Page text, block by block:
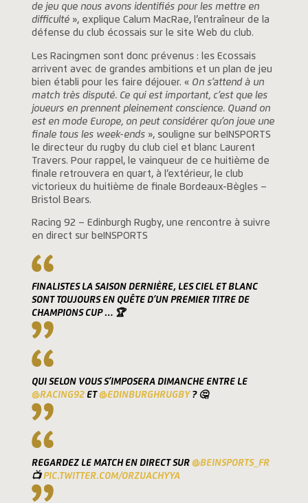
de jeu que nous avons identifiés pour les mettre en
difficulté», explique Calum MacRae, l’entraîneur de la
défense du club écossais sur le site Web du club.
Les Racingmen sont donc prévenus : les Ecossais
arrivent avec de grandes ambitions et un plan de jeu
bien établi pour les faire déjouer. « On s’attend à un
match très disputé. Ce qui est important, c’est que les
joueurs en prennent pleinement conscience. Quand on
est en mode Europe, on peut considérer qu’on joue une
finale tous les week-ends», souligne sur beINSPORTS
le directeur du rugby du club ciel et blanc Laurent
Travers. Pour rappel, le vainqueur de ce huitième de
finale retrouvera en quart, à l’extérieur, le club
victorieux du huitième de finale Bordeaux-Bègles –
Bristol Bears.
Racing 92 – Edinburgh Rugby, une rencontre à suivre
en direct sur beINSPORTS
FINALISTES LA SAISON DERNIÈRE, LES CIEL ET BLANC
SONT TOUJOURS EN QUÊTE D’UN PREMIER TITRE DE
CHAMPIONS CUP … 🏆
QUI SELON VOUS S’IMPOSERA DIMANCHE ENTRE LE
@RACING92ET@EDINBURGHRUGBY? 🤔
REGARDEZ LE MATCH EN DIRECT SUR @BEINSPORTS_FR
📺PIC.TWITTER.COM/ORZUACHYYA